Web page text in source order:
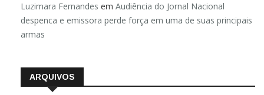
Luzimara Fernandes em Audiência do Jornal Nacional
despenca e emissora perde força em uma de suas principais
armas
ARQUIVOS